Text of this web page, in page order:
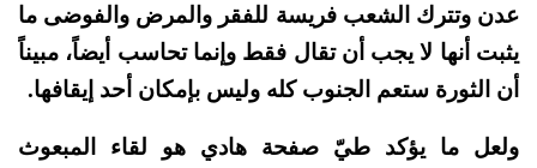
عدن وتترك الشعب فريسة للفقر والمرض والفوضى ما
يثبت أنها لا يجب أن تقال فقط وإنما تحاسب أيضاً، مبيناً
أن الثورة ستعم الجنوب كله وليس بإمكان أحد إيقافها.
ولعل ما يؤكد طيّ صفحة هادي هو لقاء المبعوث